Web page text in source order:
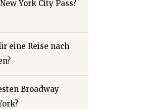
York City Pass?
eine Reise nach
Broadway